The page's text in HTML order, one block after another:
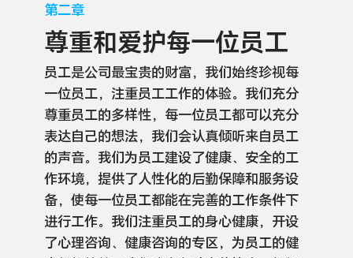
第二章
尊重和爱护每一位员工
员工是公司最宝贵的财富，我们始终珍视每
一位员工，注重员工工作的体验。我们充分
尊重员工的多样性，每一位员工都可以充分
表达自己的想法，我们会认真倾听来自员工
的声音。我们为员工建设了健康、安全的工
作环境，提供了人性化的后勤保障和服务设
备，使每一位员工都能在完善的工作条件下
进行工作。我们注重员工的身心健康，开设
了心理咨询、健康咨询的专区，为员工的健